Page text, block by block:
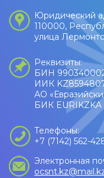
Юридический
110000,
улица
Реквизиты:
БИН
ИИК
АО
БИК EURIKZKA
Телефоны:
+7 (7142) 562-
Электронная